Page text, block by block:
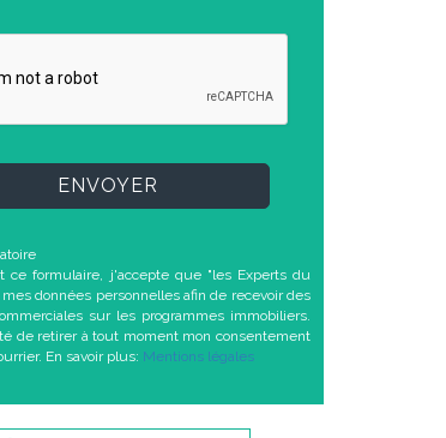
ENVOYER
ce formulaire, j'accepte que "les Experts du
données personnelles afin de recevoir des
sur les programmes immobiliers.
de retirer à tout moment mon consentement
En savoir plus: Mentions légales